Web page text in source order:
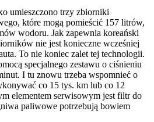
umieszczono trzy zbiorniki
które mogą pomieścić 157 litrów,
wodoru. Jak zapewnia koreański
nie jest konieczne wcześniej
To nie koniec zalet tej technologii.
specjalnego zestawu o ciśnieniu
I tu znowu trzeba wspomnieć o
co 15 tys. km lub co 12
elementem serwisowym jest filtr do
paliwowe potrzebują bowiem